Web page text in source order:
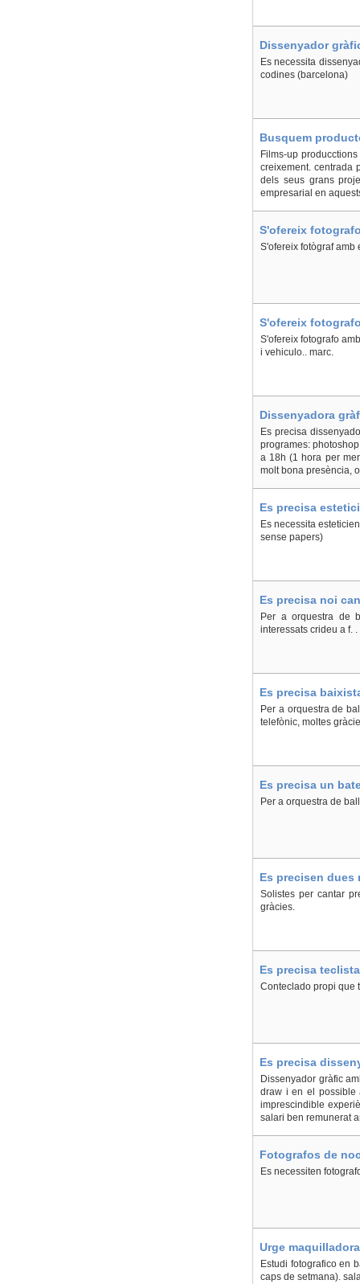
Dissenyador
Es necessita
codines (barcelona)
Busquem
Films-up
creixement. centrada
dels seus grans
empresarial en
S'ofereix
S'ofereix fotògraf amb
S'ofereix
S'ofereix fotografo
i vehiculo.. marc.
Dissenyadora
Es precisa
programes:
a 18h (1 hora per
molt bona presència,
Es precisa
Es necessita
sense papers)
Es precisa noi
Per a orquestra de
interessats crideu a f.
Es precisa
Per a orquestra de
telefònic, moltes
Es precisa un
Per a orquestra de
Es precisen dues
Solistes per cantar
gràcies.
Es precisa
Conteclado propi que
Es precisa
Barcelona, Sant
Dissenyador gràfic
draw i en el possible
imprescindible
salari ben remunerat
Fotografos de
Es necessiten
Urge
Estudi fotografico en
caps de setmana).